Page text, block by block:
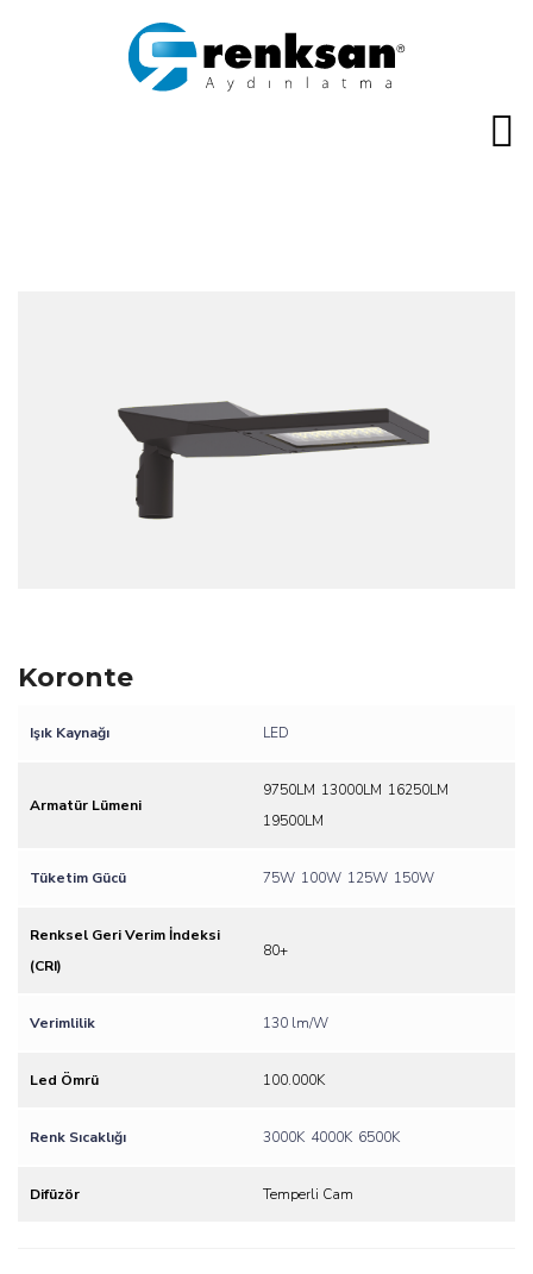
Koronte
Işık Kaynağı LED
Armatür Lümeni
9750LM 13000LM 16250LM
19500LM
Tüketim Gücü 75W 100W 125W 150W
Renksel Geri Verim İndeksi
(CRI)
80+
Verimlilik 130 lm/W
Led Ömrü 100.000K
Renk Sıcaklığı 3000K 4000K 6500K
Difüzör Temperli Cam